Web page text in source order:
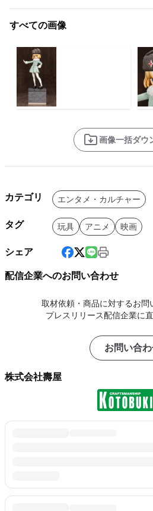
すべての画像
画像一括ダウ
カテゴリ エンタメ・カルチャー
タグ 玩具 アニメ 映画
シェア
配信企業へのお問い合わせ
取材依頼・商品に対するお問
プレスリリース配信企業に
お問い合
株式会社壽屋